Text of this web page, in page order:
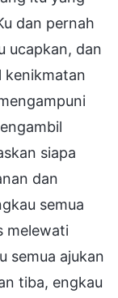
dan pernah
ucapkan, dan
kenikmatan
siapa
dan
semua
melewati
semua ajukan
tiba, engkau